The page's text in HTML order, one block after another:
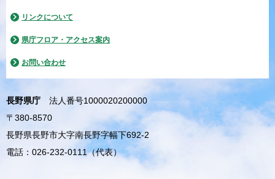
リンクについて
県庁フロア・アクセス案内
お問い合わせ
長野県庁
法人番号1000020200000
〒380-8570
長野県長野市大字南長野字幅下692-2
電話：026-232-0111（代表）